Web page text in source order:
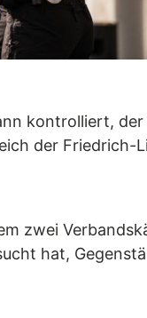
kontrolliert,
der Friedrich-
zwei
hat,